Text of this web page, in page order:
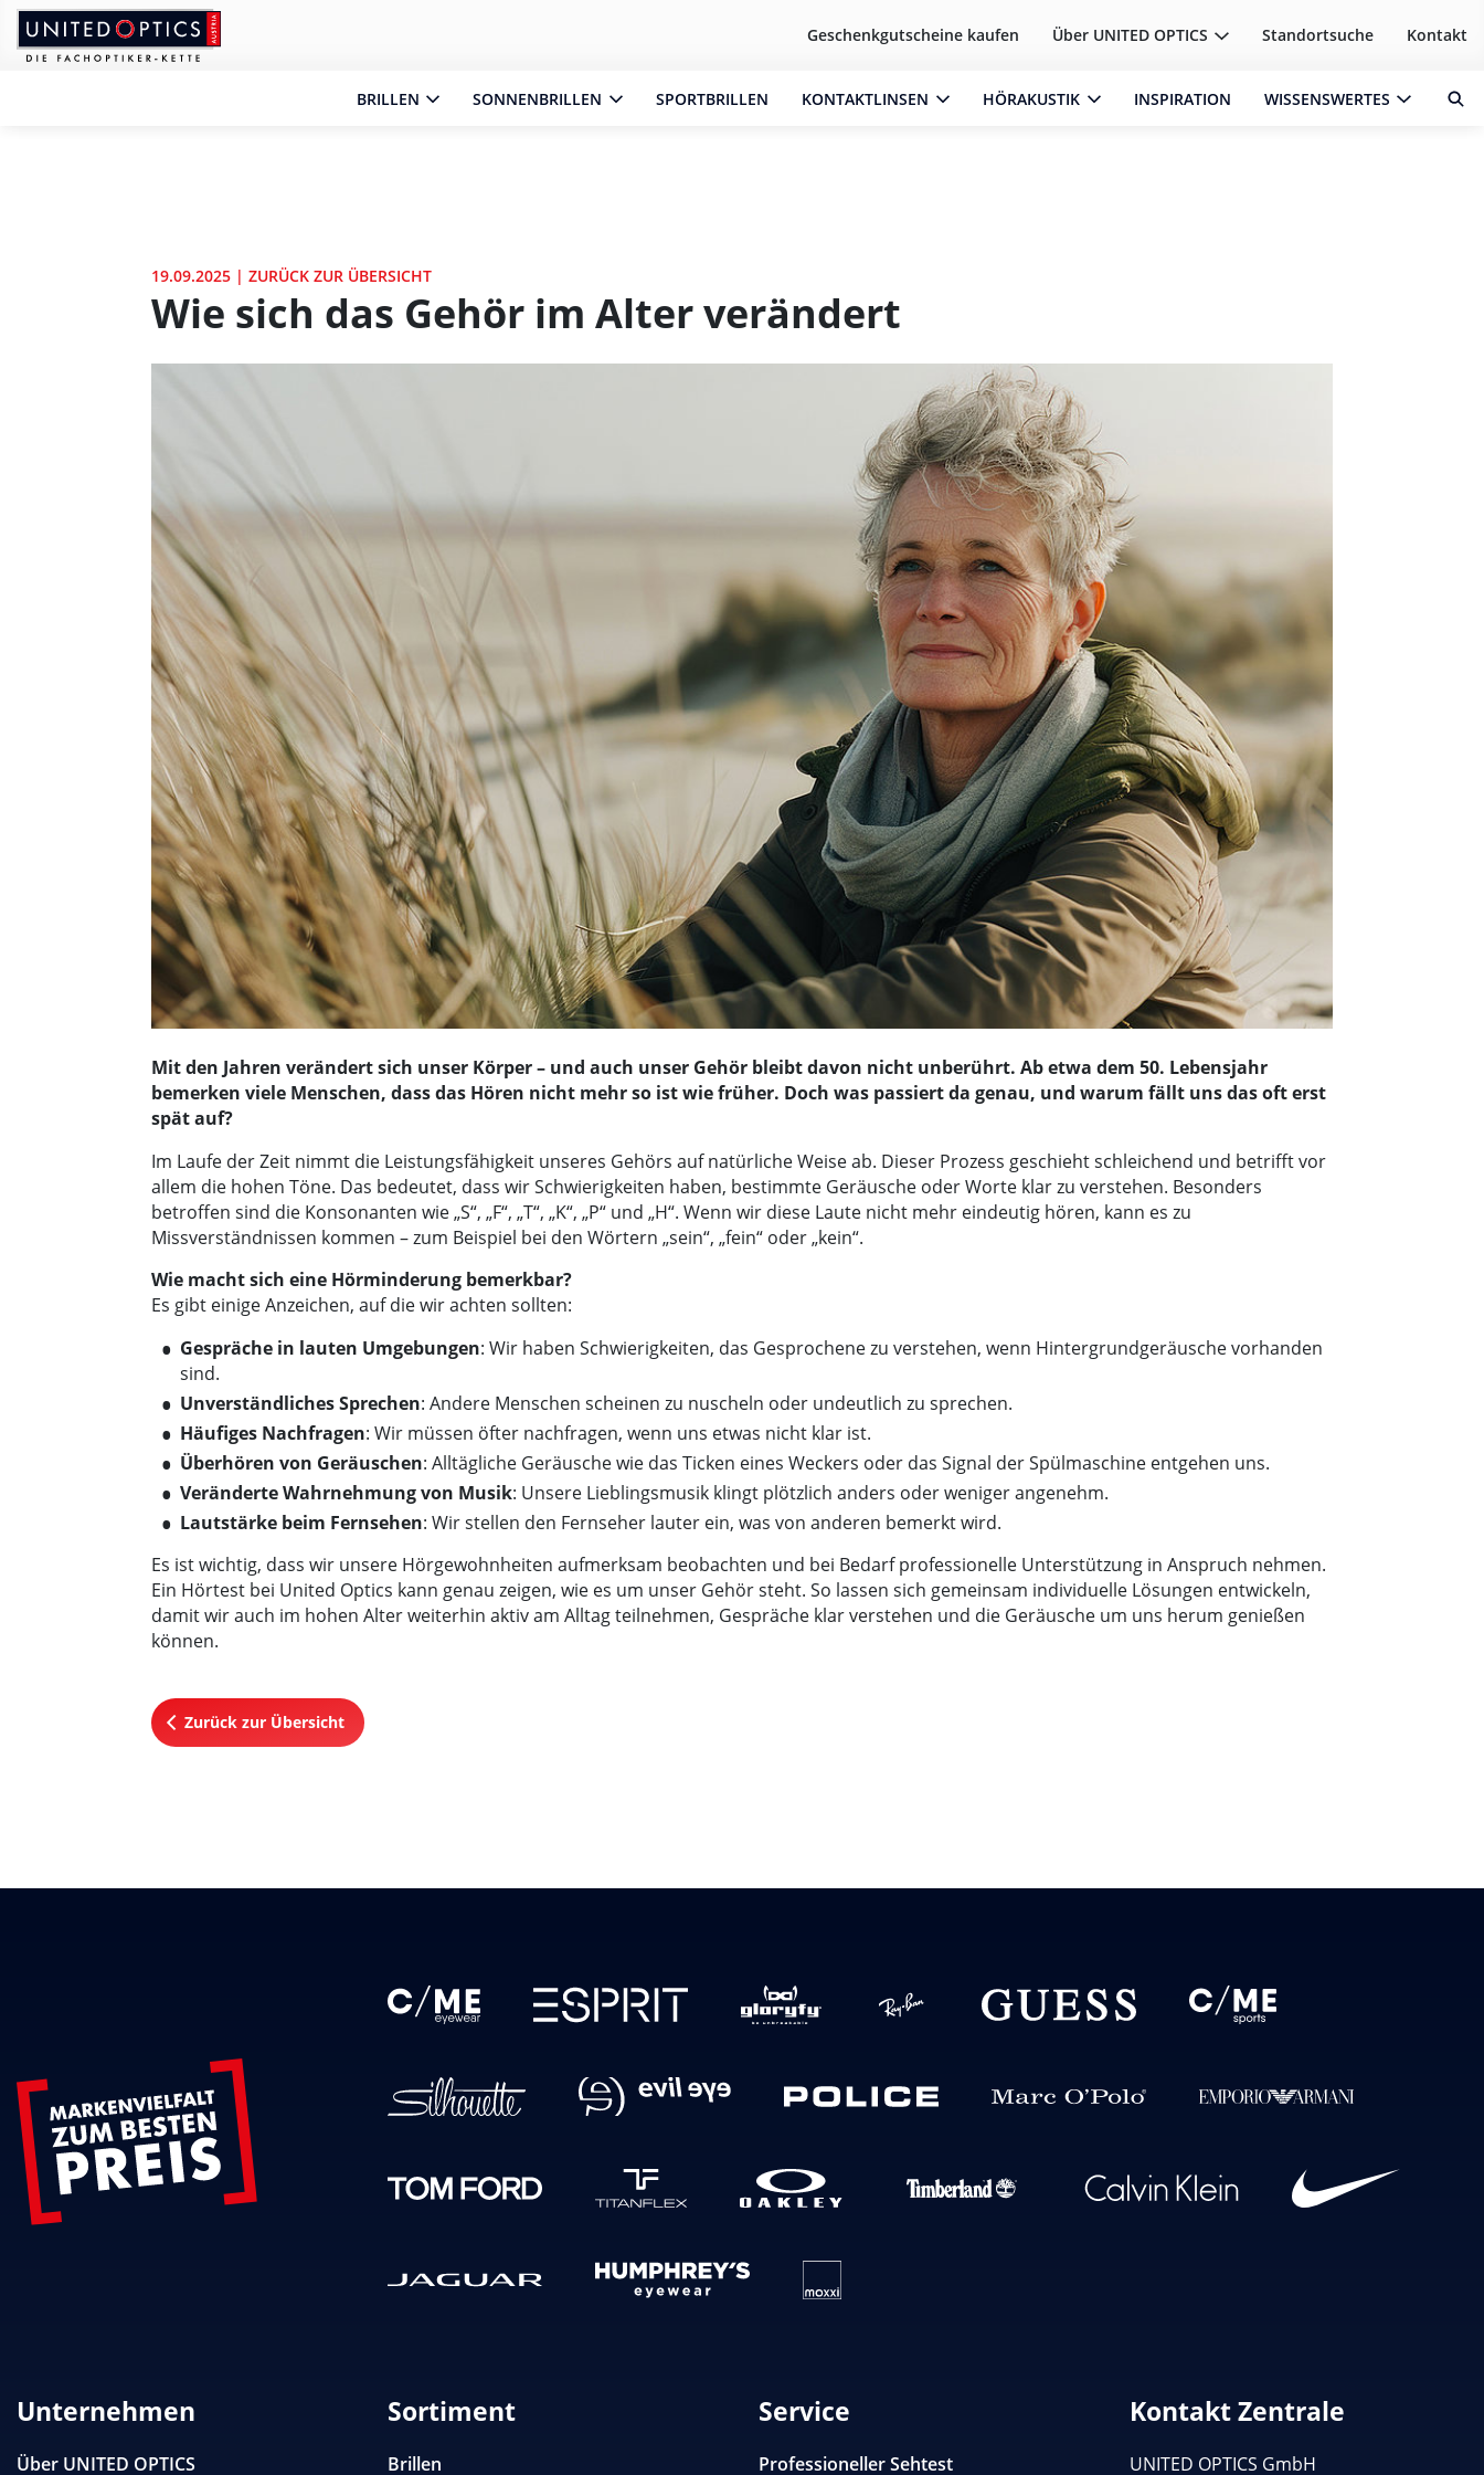
Zum Hauptinhalt springen
Zum Footer springen
Zum Ende der Navigation springen
Geschenkgutscheine kaufen Über UNITED OPTICS Standortsuche Kontakt
BRILLEN SONNENBRILLEN SPORTBRILLEN KONTAKTLINSEN HÖRAKUSTIK INSPIRATION WISSENSWERTES
Zum Beginn der Navigation springen
19.09.2025 | ZURÜCK ZUR ÜBERSICHT
Wie sich das Gehör im Alter verändert
Mit den Jahren verändert sich unser Körper – und auch unser Gehör bleibt davon nicht unberührt. Ab etwa dem 50. Lebensjahr
bemerken viele Menschen, dass das Hören nicht mehr so ist wie früher. Doch was passiert da genau, und warum fällt uns das oft erst
spät auf?
Im Laufe der Zeit nimmt die Leistungsfähigkeit unseres Gehörs auf natürliche Weise ab. Dieser Prozess geschieht schleichend und betrifft vor
allem die hohen Töne. Das bedeutet, dass wir Schwierigkeiten haben, bestimmte Geräusche oder Worte klar zu verstehen. Besonders
betroffen sind die Konsonanten wie „S“, „F“, „T“, „K“, „P“ und „H“. Wenn wir diese Laute nicht mehr eindeutig hören, kann es zu
Missverständnissen kommen – zum Beispiel bei den Wörtern „sein“, „fein“ oder „kein“.
Wie macht sich eine Hörminderung bemerkbar?
Es gibt einige Anzeichen, auf die wir achten sollten:
Gespräche in lauten Umgebungen: Wir haben Schwierigkeiten, das Gesprochene zu verstehen, wenn Hintergrundgeräusche vorhanden
sind.
Unverständliches Sprechen: Andere Menschen scheinen zu nuscheln oder undeutlich zu sprechen.
Häufiges Nachfragen: Wir müssen öfter nachfragen, wenn uns etwas nicht klar ist.
Überhören von Geräuschen: Alltägliche Geräusche wie das Ticken eines Weckers oder das Signal der Spülmaschine entgehen uns.
Veränderte Wahrnehmung von Musik: Unsere Lieblingsmusik klingt plötzlich anders oder weniger angenehm.
Lautstärke beim Fernsehen: Wir stellen den Fernseher lauter ein, was von anderen bemerkt wird.
Es ist wichtig, dass wir unsere Hörgewohnheiten aufmerksam beobachten und bei Bedarf professionelle Unterstützung in Anspruch nehmen.
Ein Hörtest bei United Optics kann genau zeigen, wie es um unser Gehör steht. So lassen sich gemeinsam individuelle Lösungen entwickeln,
damit wir auch im hohen Alter weiterhin aktiv am Alltag teilnehmen, Gespräche klar verstehen und die Geräusche um uns herum genießen
können.
Zurück zur Übersicht
Kontakt Zentrale
UNITED OPTICS GmbH
Unternehmen
Über UNITED OPTICS
Sortiment
Brillen
Service
Professioneller Sehtest